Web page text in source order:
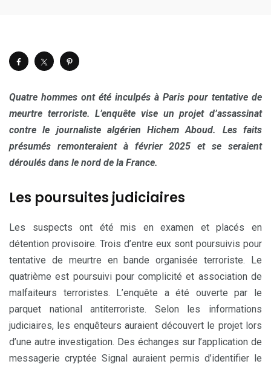
Quatre hommes ont été inculpés à Paris pour tentative de
meurtre terroriste. L’enquête vise un projet d’assassinat
contre le journaliste algérien Hichem Aboud. Les faits
présumés remonteraient à février 2025 et se seraient
déroulés dans le nord de la France.
Les poursuites judiciaires
Les suspects ont été mis en examen et placés en
détention provisoire. Trois d’entre eux sont poursuivis pour
tentative de meurtre en bande organisée terroriste. Le
quatrième est poursuivi pour complicité et association de
malfaiteurs terroristes. L’enquête a été ouverte par le
parquet national antiterroriste. Selon les informations
judiciaires, les enquêteurs auraient découvert le projet lors
d’une autre investigation. Des échanges sur l’application de
messagerie cryptée Signal auraient permis d’identifier le